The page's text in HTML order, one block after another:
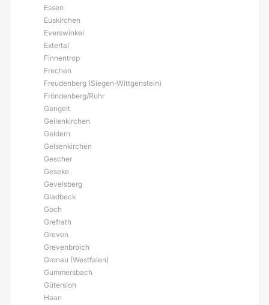
Essen
Euskirchen
Everswinkel
Extertal
Finnentrop
Frechen
Freudenberg (Siegen-Wittgenstein)
Fröndenberg/Ruhr
Gangelt
Geilenkirchen
Geldern
Gelsenkirchen
Gescher
Geseke
Gevelsberg
Gladbeck
Goch
Grefrath
Greven
Grevenbroich
Gronau (Westfalen)
Gummersbach
Gütersloh
Haan